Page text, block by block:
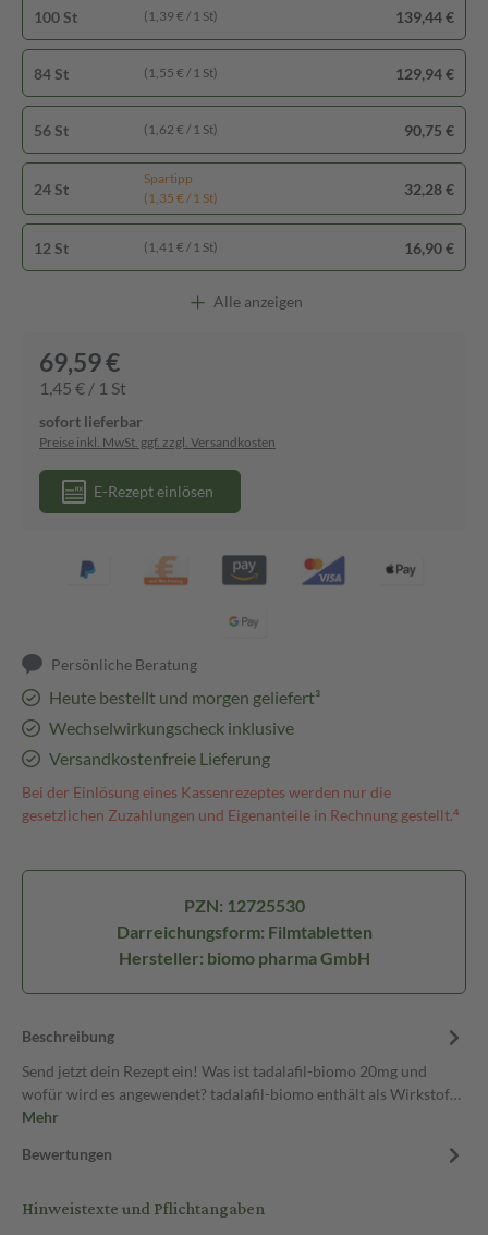
100 St (1,39 € / 1 St) 139,44 €
84 St (1,55 € / 1 St) 129,94 €
56 St (1,62 € / 1 St) 90,75 €
24 St
Spartipp
(1,35 € / 1 St)
32,28 €
12 St (1,41 € / 1 St) 16,90 €
Alle anzeigen
69,59 €
1,45 € / 1 St
sofort lieferbar
Preise inkl. MwSt. ggf. zzgl. Versandkosten
E-Rezept einlösen
Persönliche Beratung
Heute bestellt und morgen geliefert³
Wechselwirkungscheck inklusive
Versandkostenfreie Lieferung
Bei der Einlösung eines Kassenrezeptes werden nur die
gesetzlichen Zuzahlungen und Eigenanteile in Rechnung gestellt.⁴
PZN: 12725530
Darreichungsform: Filmtabletten
Hersteller: biomo pharma GmbH
Beschreibung
Send jetzt dein Rezept ein! Was ist tadalafil-biomo 20mg und
wofür wird es angewendet? tadalafil-biomo enthält als Wirkstof…
Mehr
Bewertungen
Hinweistexte und Pflichtangaben